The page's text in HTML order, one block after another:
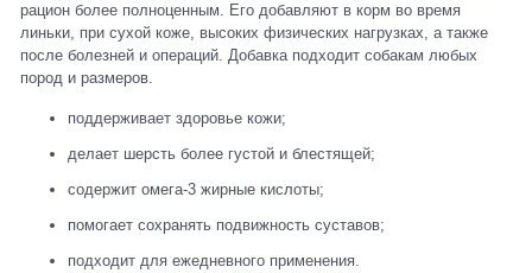
рацион более полноценным. Его добавляют в корм во время
линьки, при сухой коже, высоких физических нагрузках, а также
после болезней и операций. Добавка подходит собакам любых
пород и размеров.
поддерживает здоровье кожи;
делает шерсть более густой и блестящей;
содержит омега-3 жирные кислоты;
помогает сохранять подвижность суставов;
подходит для ежедневного применения.